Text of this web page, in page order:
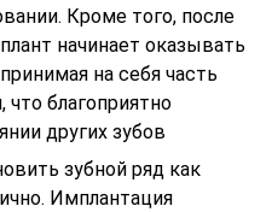
Кроме того, после
начинает оказывать
на себя часть
что благоприятно
других зубов
зубной ряд как
Имплантация